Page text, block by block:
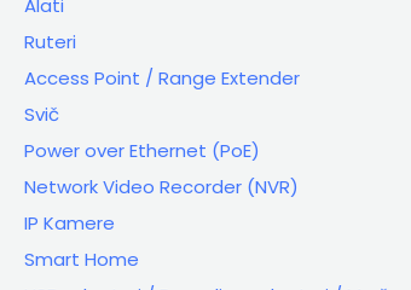
Alati
Ruteri
Access Point / Range Extender
Svič
Power over Ethernet (PoE)
Network Video Recorder (NVR)
IP Kamere
Smart Home